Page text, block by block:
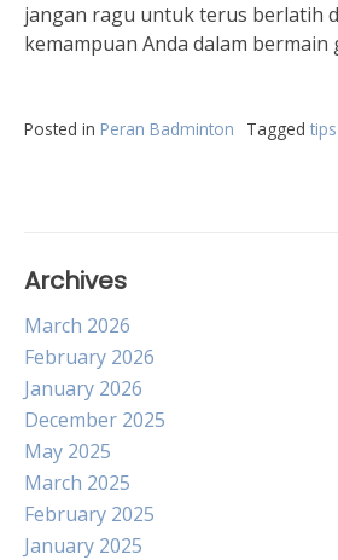
jangan ragu untuk terus berlatih
kemampuan Anda dalam bermain
Posted in Peran Badminton Tagged
Archives
March 2026
February 2026
January 2026
December 2025
May 2025
March 2025
February 2025
January 2025